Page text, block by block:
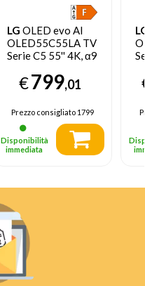
LG OLED evo AI
OLED55C55LA TV
Serie C5 55'' 4K, α9
Booster, 40W, 4
HDMI, VRR 144Hz,
Smart TV WebOS
25
€799,01
Prezzo consigliato1799
Disponibilità
immediata